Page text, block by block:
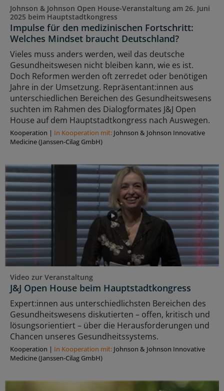
Johnson & Johnson Open House-Veranstaltung am 26. Juni
2025 beim Hauptstadtkongress
Impulse für den medizinischen Fortschritt:
Welches Mindset braucht Deutschland?
Vieles muss anders werden, weil das deutsche
Gesundheitswesen nicht bleiben kann, wie es ist.
Doch Reformen werden oft zerredet oder benötigen
Jahre in der Umsetzung. Repräsentant:innen aus
unterschiedlichen Bereichen des Gesundheitswesens
suchten im Rahmen des Dialogformates J&J Open
House auf dem Hauptstadtkongress nach Auswegen.
Kooperation | In Kooperation mit: Johnson & Johnson Innovative
Medicine (Janssen-Cilag GmbH)
Video zur Veranstaltung
J&J Open House beim Hauptstadtkongress
Expert:innen aus unterschiedlichsten Bereichen des
Gesundheitswesens diskutierten – offen, kritisch und
lösungsorientiert – über die Herausforderungen und
Chancen unseres Gesundheitssystems.
Kooperation | In Kooperation mit: Johnson & Johnson Innovative
Medicine (Janssen-Cilag GmbH)